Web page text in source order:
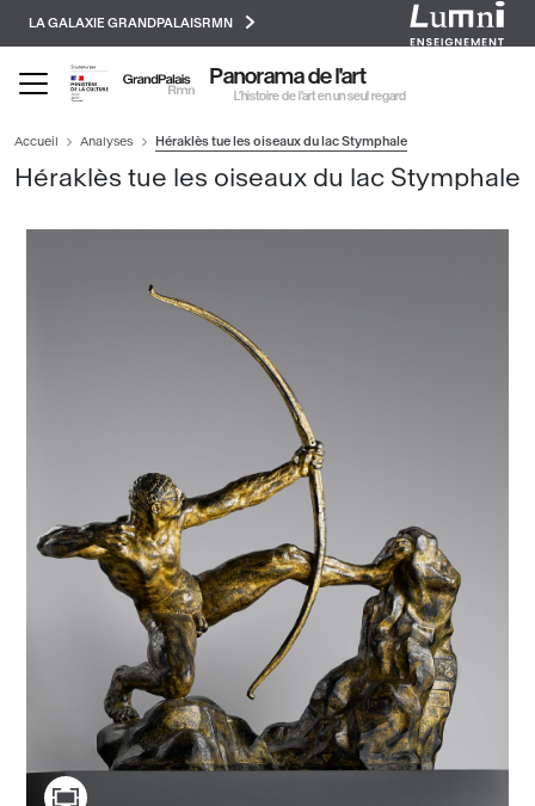
principal
LA GALAXIE GRANDPALAISRMN
Panorama de l'art
L’histoire de l’art en un seul regard
Accueil Analyses Héraklès tue les oiseaux du lac Stymphale
Héraklès tue les oiseaux du lac Stymphale